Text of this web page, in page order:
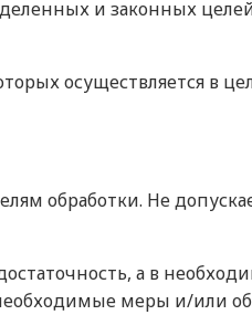
и законных
осуществляется в
обработки. Не
а в
меры и/или